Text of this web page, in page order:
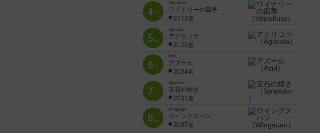
4位
Viticulture
ワイナリーの四季
2273名
5位
Agricola
アグリコラ
2120名
6位
Azul
アズール
2034名
7位
Splendor
宝石の煌き
2031名
8位
Wingspan
ウイングスパン
2007名